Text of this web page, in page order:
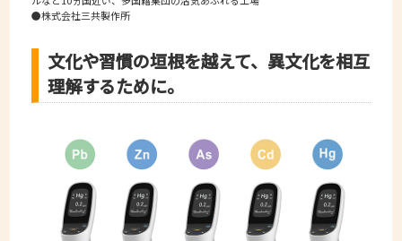
●株式会社三共製作所
文化や習慣の垣根を越えて、異文化を相互
理解するために。